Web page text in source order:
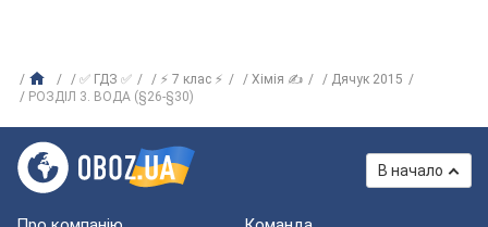
✅ ГДЗ ✅ ⚡ 7 клас ⚡ Хімія ✍
Дячук 2015
РОЗДІЛ 3. ВОДА (§26-§30)
В начало